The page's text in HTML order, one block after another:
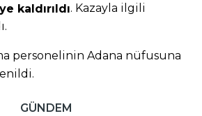
kaldırıldı. Kazayla ilgili
personelinin Adana nüfusuna
GÜNDEM